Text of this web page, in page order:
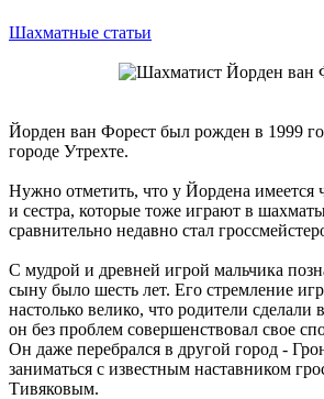
Шахматные статьи
Йорден ван Форест был рожден в 1999
городе Утрехте.
Нужно отметить, что у Йордена имеется
и сестра, которые тоже играют в
сравнительно недавно стал
С мудрой и древней игрой мальчика
сыну было шесть лет. Его стремление
настолько велико, что родители сделали
он без проблем совершенствовал свое
Он даже перебрался в другой город -
заниматься с известным наставником
Тивяковым.